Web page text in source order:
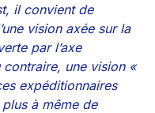
il convient de
vision axée sur la
par l’axe
une vision «
expéditionnaires
à même de